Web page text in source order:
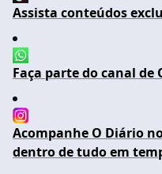
Assista conteúdos
Faça parte do canal de
Acompanhe O Diário
dentro de tudo em